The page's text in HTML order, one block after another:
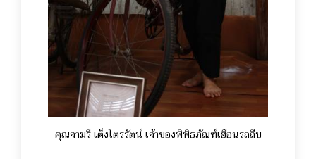
คุณจามรี เต็งไตรรัตน์ เจ้าของพิพิธภัณฑ์เฮือนรถถีบ